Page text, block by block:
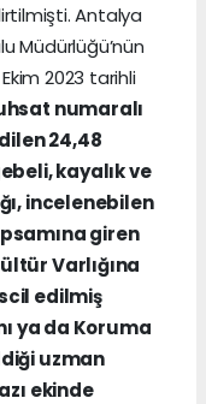
Antalya
Müdürlüğü’nün
2023 tarihli
numaralı
24,48
kayalık ve
incelenebilen
giren
Varlığına
edilmiş
ya da Koruma
uzman
ekinde